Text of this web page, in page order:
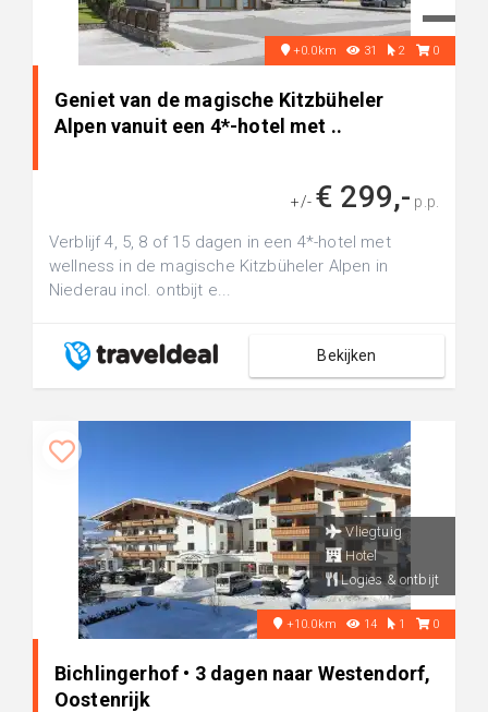
+0.0km 31 2 0
Geniet van de magische Kitzbüheler
Alpen vanuit een 4*-hotel met ..
+/- € 299,- p.p.
Verblijf 4, 5, 8 of 15 dagen in een 4*-hotel met
wellness in de magische Kitzbüheler Alpen in
Niederau incl. ontbijt e...
Bekijken
Vliegtuig
Hotel
Logies & ontbijt
+10.0km 14 1 0
Bichlingerhof • 3 dagen naar Westendorf,
Oostenrijk